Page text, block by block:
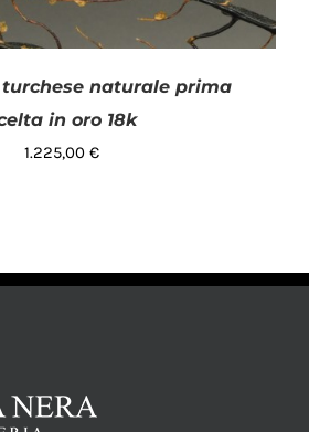
naturale prima
in oro 18k
1.225,00 €